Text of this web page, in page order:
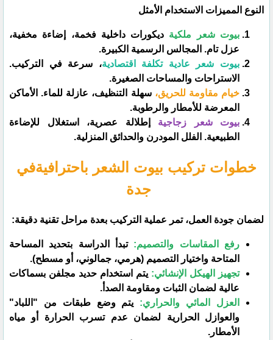
النوع المميزات الاستخدام الأمثل
بيوت شعر ملكية ديكورات داخلية فخمة، إضاءة مخفية،
عزل تام. المجالس الرسمية الكبيرة.
بيوت شعر عادية تكلفة اقتصادية، سرعة في التركيب.
الاستراحات والمساحات الصغيرة.
خيام مقاومة للحريق، سهلة التنظيف، عازلة للماء. الأماكن
المعرضة للأمطار والرطوبة.
بيوت شعر زجاجية إطلالة عصرية، استغلال للإضاءة
الطبيعية. الفلل المودرن والحدائق المنزلية.
خطوات تركيب بيوت الشعر باحترافيةفي
جدة
​لضمان جودة العمل، تمر عملية التركيب بعدة مراحل تقنية دقيقة:
رفع المقاسات والتصميم:تبدأ الدراسة بتحديد المساحة
المتاحة واختيار التصميم (هرمي، جمالوني، أو مسطح).
تجهيز الهيكل الإنشائي: يتم استخدام حديد مجلفن بسماكات
عالية لضمان الثبات ومقاومة الصدأ.
العزل المائي والحراري: يتم وضع طبقات من "اللباد"
والعوازل الحرارية لضمان عدم تسرب الحرارة أو مياه
الأمطار.